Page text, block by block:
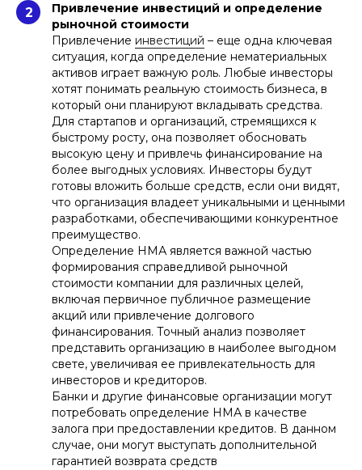
2
Привлечение инвестиций и определение
рыночной стоимости
Привлечение инвестиций – еще одна ключевая
ситуация, когда определение нематериальных
активов играет важную роль. Любые инвесторы
хотят понимать реальную стоимость бизнеса, в
который они планируют вкладывать средства.
Для стартапов и организаций, стремящихся к
быстрому росту, она позволяет обосновать
высокую цену и привлечь финансирование на
более выгодных условиях. Инвесторы будут
готовы вложить больше средств, если они видят,
что организация владеет уникальными и ценными
разработками, обеспечивающими конкурентное
преимущество.
Определение НМА является важной частью
формирования справедливой рыночной
стоимости компании для различных целей,
включая первичное публичное размещение
акций или привлечение долгового
финансирования. Точный анализ позволяет
представить организацию в наиболее выгодном
свете, увеличивая ее привлекательность для
инвесторов и кредиторов.
Банки и другие финансовые организации могут
потребовать определение НМА в качестве
залога при предоставлении кредитов. В данном
случае, они могут выступать дополнительной
гарантией возврата средств